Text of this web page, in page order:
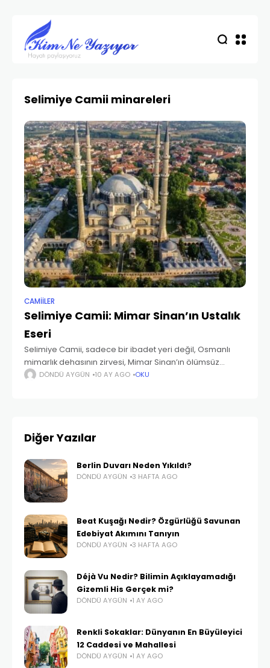
Selimiye Camii minareleri
CAMIILER
Selimiye Camii: Mimar Sinan’ın Ustalık
Eseri
Selimiye Camii, sadece bir ibadet yeri değil, Osmanlı
mimarlık dehasının zirvesi, Mimar Sinan’ın ölümsüz
imzasıdır. Edirne’nin kalbinde tüm heybetiyle yükselen bu
DÖNDÜ AYGÜN 10 AY AGO OKU
Diğer Yazılar
Berlin Duvarı Neden Yıkıldı?
DÖNDÜ AYGÜN 3 HAFTA AGO
Beat Kuşağı Nedir? Özgürlüğü Savunan
Edebiyat Akımını Tanıyın
DÖNDÜ AYGÜN 3 HAFTA AGO
Déjà Vu Nedir? Bilimin Açıklayamadığı
Gizemli His Gerçek mi?
DÖNDÜ AYGÜN 1 AY AGO
Renkli Sokaklar: Dünyanın En Büyüleyici
12 Caddesi ve Mahallesi
DÖNDÜ AYGÜN 1 AY AGO